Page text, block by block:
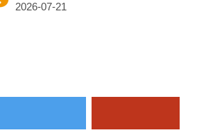
探す（50音順）